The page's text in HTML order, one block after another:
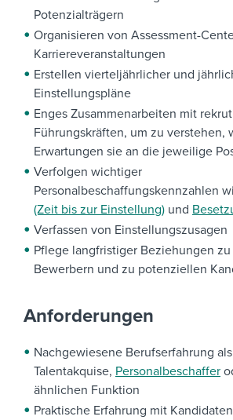
Potenzialträgern
Organisieren von Assessment-
Karriereveranstaltungen
Erstellen vierteljährlicher und
Einstellungspläne
Enges Zusammenarbeiten mit
Führungskräften, um zu verstehen,
Erwartungen sie an die jeweilige
Verfolgen wichtiger
Personalbeschaffungskennzahlen
(Zeit bis zur Einstellung) und
Verfassen von Einstellungszusagen
Pflege langfristiger Beziehungen
Bewerbern und zu potenziellen
Anforderungen
Nachgewiesene Berufserfahrung
Talentakquise, Personalbeschaffer
ähnlichen Funktion
Praktische Erfahrung mit